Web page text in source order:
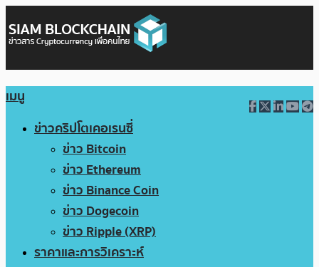
เมนู
ข่าวคริปโตเคอเรนซี่
ข่าว Bitcoin
ข่าว Ethereum
ข่าว Binance Coin
ข่าว Dogecoin
ข่าว Ripple (XRP)
ราคาและการวิเคราะห์